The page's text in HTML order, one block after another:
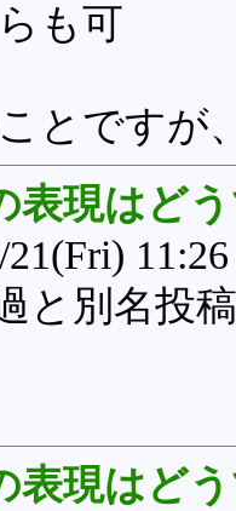
も可
とですが
表現はど
21(Fri)
と別名投稿
表現はど